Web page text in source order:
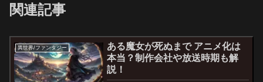
関連記事
異世界/ファンタジー
ある魔女が死ぬまで アニメ化は
本当？制作会社や放送時期も解
説！